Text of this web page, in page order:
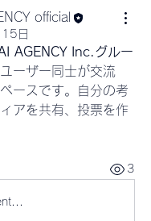
official
日
AGENCY Inc.グルー
ーザー同士が交流
ースです。自分の考
アを共有、投票を作
3